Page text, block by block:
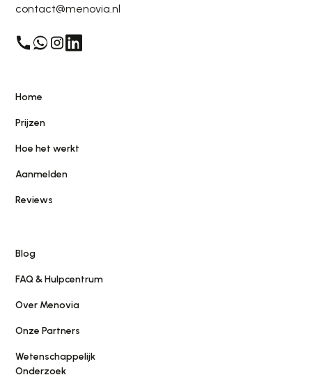
contact@menovia.nl
Home
Prijzen
Hoe het werkt
Aanmelden
Reviews
Blog
FAQ & Hulpcentrum
Over Menovia
Onze Partners
Wetenschappelijk
Onderzoek